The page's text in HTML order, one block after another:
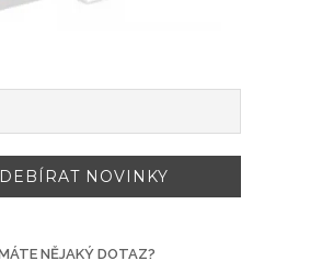
NĚJAKÝ DOTAZ?